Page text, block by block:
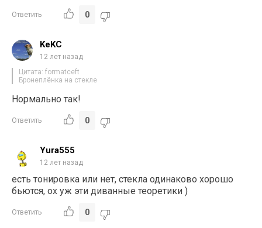
Ответить 0
KeKC
12 лет назад
Цитата: formatceft
Бронеплёнка на стекле
Нормально так!
Ответить 0
Yura555
12 лет назад
есть тонировка или нет, стекла одинаково хорошо
бьются, ох уж эти диванные теоретики )
Ответить 0